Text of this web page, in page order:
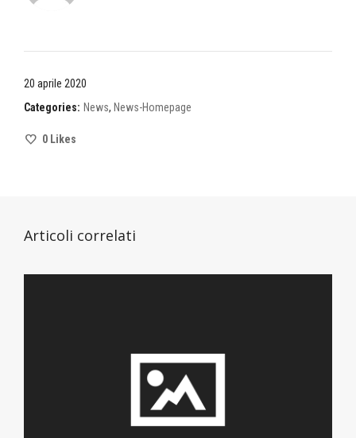
20 aprile 2020
Categories: News, News-Homepage
0 Likes
Articoli correlati